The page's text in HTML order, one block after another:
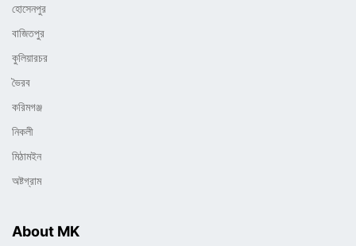
হোসেনপুর
বাজিতপুর
কুলিয়ারচর
ভৈরব
করিমগঞ্জ
নিকলী
মিঠামইন
অষ্টগ্রাম
About MK